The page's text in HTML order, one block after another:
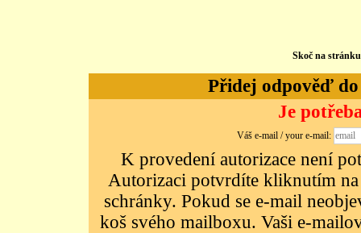
Skoč na
Přidej odpověď
Je
Váš e-mail / your e-mail:
K provedení autorizace není
Autorizaci potvrdíte kliknutím na
schránky. Pokud se e-mail
koš svého mailboxu. Vaši e-